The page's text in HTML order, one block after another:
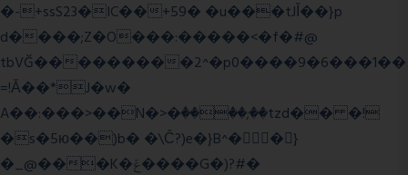
�-+ssS23�IC��+59� �u���tJǏ��}p
d����;Z�O���:�����<�f�#@
tbVĞ���������2^�p0����9�6���1��
=!Ǎ��*J�w�
A��:���>��N�>�ٝ����;��tzd�� �!
�s�5ю��)b� �\Ĉ?)e�}B^��}
�_@���K�ݝ����G�)?#�